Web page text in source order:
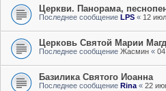
Церкви. Панорама,
Последнее сообщение LPS « 12
Церковь Святой Марии
Последнее сообщение Жасмин «
Базилика Святого Иоанна
Последнее сообщение Rina « 22